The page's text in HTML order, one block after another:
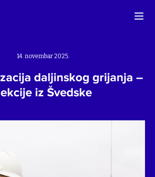
14. novembar 2025.
daljinskog grijanja –
iz Švedske